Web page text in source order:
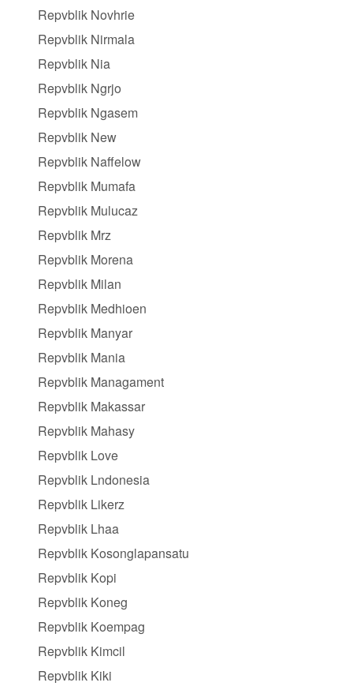
Repvblik Novhrie
Repvblik Nirmala
Repvblik Nia
Repvblik Ngrjo
Repvblik Ngasem
Repvblik New
Repvblik Naffelow
Repvblik Mumafa
Repvblik Mulucaz
Repvblik Mrz
Repvblik Morena
Repvblik Milan
Repvblik Medhioen
Repvblik Manyar
Repvblik Mania
Repvblik Managament
Repvblik Makassar
Repvblik Mahasy
Repvblik Love
Repvblik Lndonesia
Repvblik Likerz
Repvblik Lhaa
Repvblik Kosonglapansatu
Repvblik Kopi
Repvblik Koneg
Repvblik Koempag
Repvblik Kimcil
Repvblik Kiki